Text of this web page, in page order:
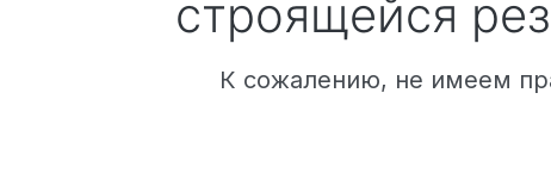
строящейся
К сожалению, не имеем